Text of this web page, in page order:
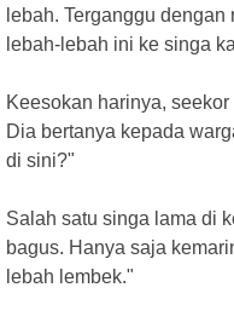
lebah. Terganggu
lebah-lebah ini ke singa
Keesokan harinya,
Dia bertanya kepada
di sini?"
Salah satu singa lama di
bagus. Hanya saja
lebah lembek."